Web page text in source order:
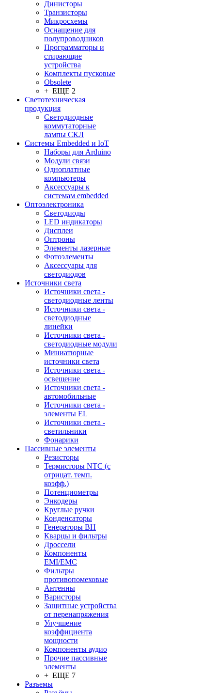
Динисторы
Транзисторы
Микросхемы
Оснащение для
полупроводников
Программаторы и
стирающие
устройства
Комплекты пусковые
Obsolete
+ ЕЩЕ 2
Светотехническая
продукция
Светодиодные
коммутаторные
лампы СКЛ
Системы Embedded и IoT
Наборы для Arduino
Модули связи
Одноплатные
компьютеры
Аксессуары к
системам embedded
Oптоэлектроника
Светодиоды
LED индикаторы
Дисплеи
Оптроны
Элементы лазерные
Фотоэлементы
Аксессуары для
светодиодов
Источники света
Источники света -
светодиодные ленты
Источники света -
светодиодные
линейки
Источники света -
светодиодные модули
Миниатюрные
источники света
Источники света -
освещение
Источники света -
автомобильные
Источники света -
элементы EL
Источники света -
светильники
Фонарики
Пассивные элементы
Резисторы
Термисторы NTC (с
отрицат. темп.
коэфф.)
Потенциометры
Энкодеры
Круглые ручки
Конденсаторы
Генераторы ВН
Кварцы и фильтры
Дроссели
Компоненты
EMI/EMC
Фильтры
противопомеховые
Антенны
Варисторы
Защитные устройства
от перенапряжения
Улучшение
коэффициента
мощности
Компоненты аудио
Прочие пассивные
элементы
+ ЕЩЕ 7
Разъeмы